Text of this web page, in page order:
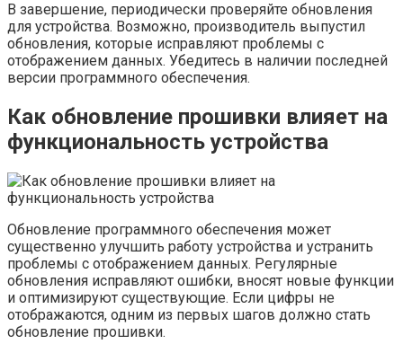
В завершение, периодически проверяйте обновления
для устройства. Возможно, производитель выпустил
обновления, которые исправляют проблемы с
отображением данных. Убедитесь в наличии последней
версии программного обеспечения.
Как обновление прошивки влияет на
функциональность устройства
Обновление программного обеспечения может
существенно улучшить работу устройства и устранить
проблемы с отображением данных. Регулярные
обновления исправляют ошибки, вносят новые функции
и оптимизируют существующие. Если цифры не
отображаются, одним из первых шагов должно стать
обновление прошивки.